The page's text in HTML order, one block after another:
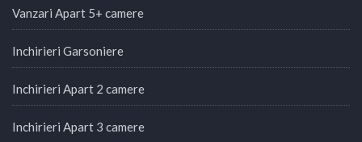
Vanzari Apart 5+ camere
Inchirieri Garsoniere
Inchirieri Apart 2 camere
Inchirieri Apart 3 camere